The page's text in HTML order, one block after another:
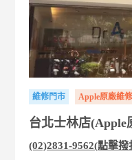
維修門市 Apple原廠維
台北士林店(Apple
(02)2831-9562(點擊撥